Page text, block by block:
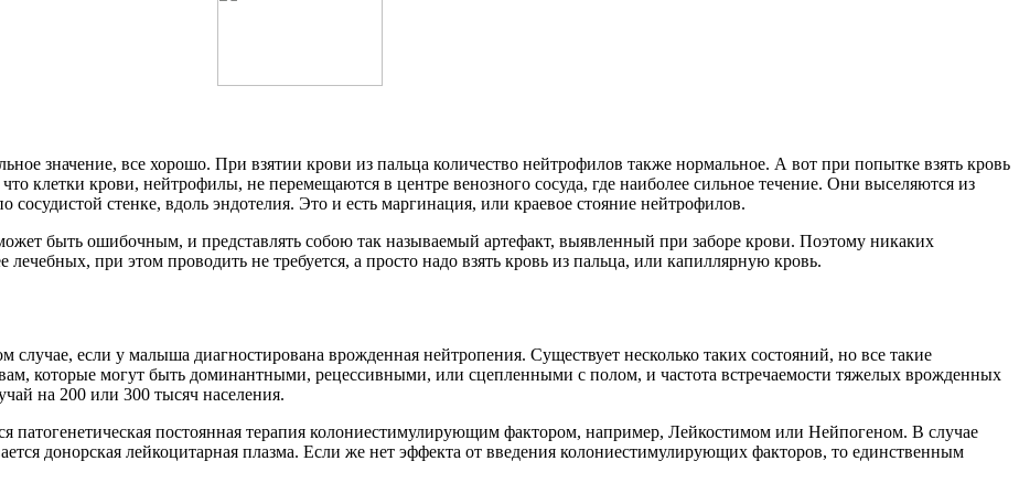
значение, все хорошо. При взятии крови из пальца количество нейтрофилов также нормальное. А вот при попытке взять кровь
клетки крови, нейтрофилы, не перемещаются в центре венозного сосуда, где наиболее сильное течение. Они выселяются из
стенке, вдоль эндотелия. Это и есть маргинация, или краевое стояние нейтрофилов.
быть ошибочным, и представлять собою так называемый артефакт, выявленный при заборе крови. Поэтому никаких
при этом проводить не требуется, а просто надо взять кровь из пальца, или капиллярную кровь.
случае, если у малыша диагностирована врожденная нейтропения. Существует несколько таких состояний, но все такие
которые могут быть доминантными, рецессивными, или сцепленными с полом, и частота встречаемости тяжелых врожденных
на 200 или 300 тысяч населения.
патогенетическая постоянная терапия колониестимулирующим фактором, например, Лейкостимом или Нейпогеном. В случае
донорская лейкоцитарная плазма. Если же нет эффекта от введения колониестимулирующих факторов, то единственным